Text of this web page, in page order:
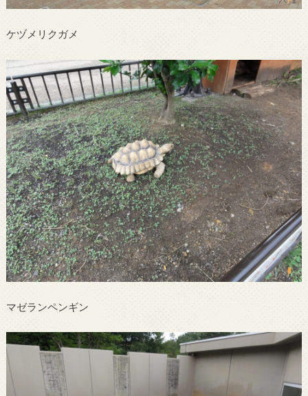
ケヅメリクガメ
マゼランペンギン